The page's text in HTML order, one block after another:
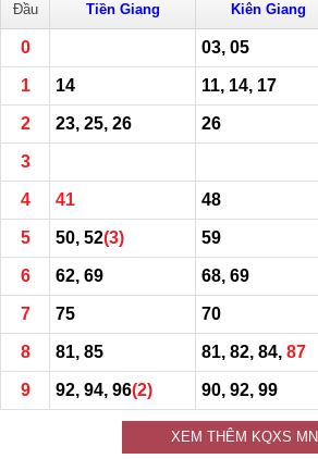
Đầu Tiền Giang Kiên Giang
0 03, 05
1 14 11, 14, 17
2 23, 25, 26 26
3
4 41 48
5 50, 52(3) 59
6 62, 69 68, 69
7 75 70
8 81, 85 81, 82, 84, 87
9 92, 94, 96(2) 90, 92, 99
XEM THÊM KQXS MN